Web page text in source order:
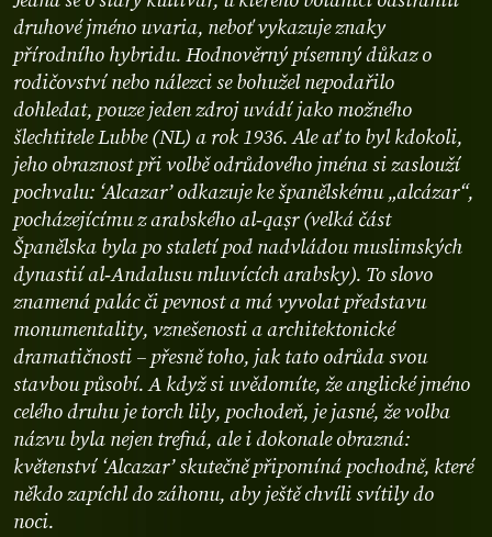
druhové jméno uvaria, neboť vykazuje znaky
přírodního hybridu. Hodnověrný písemný důkaz o
rodičovství nebo nálezci se bohužel nepodařilo
dohledat, pouze jeden zdroj uvádí jako možného
šlechtitele Lubbe (NL) a rok 1936. Ale ať to byl kdokoli,
jeho obraznost při volbě odrůdového jména si zaslouží
pochvalu: ‘Alcazar’ odkazuje ke španělskému „alcázar“,
pocházejícímu z arabského al‑qaṣr (velká část
Španělska byla po staletí pod nadvládou muslimských
dynastií al‑Andalusu mluvících arabsky). To slovo
znamená palác či pevnost a má vyvolat představu
monumentality, vznešenosti a architektonické
dramatičnosti – přesně toho, jak tato odrůda svou
stavbou působí. A když si uvědomíte, že anglické jméno
celého druhu je torch lily, pochodeň, je jasné, že volba
názvu byla nejen trefná, ale i dokonale obrazná:
květenství ‘Alcazar’ skutečně připomíná pochodně, které
někdo zapíchl do záhonu, aby ještě chvíli svítily do
noci.